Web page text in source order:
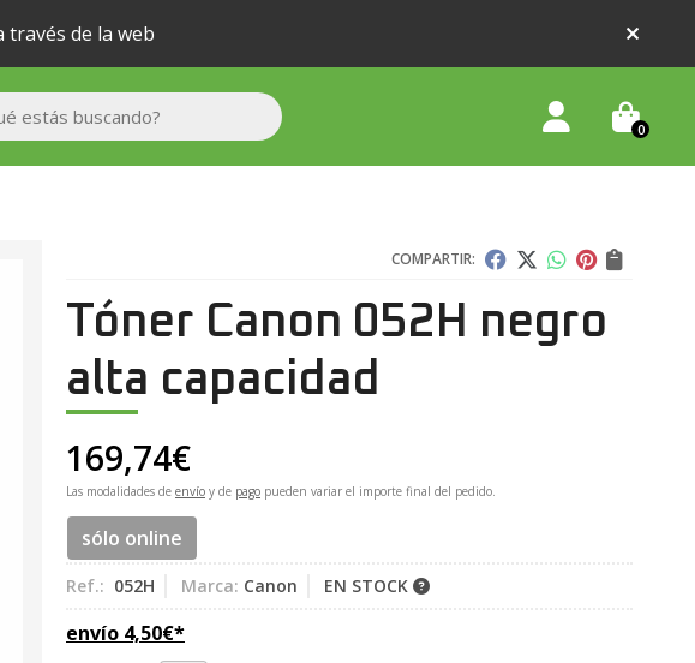
través de la web
0
COMPARTIR:
Tóner Canon 052H negro
alta capacidad
169,74€
Las modalidades de envío y de pago pueden variar el importe final del pedido.
sólo online
Ref.: 052H Marca: Canon EN STOCK
envío 4,50€*